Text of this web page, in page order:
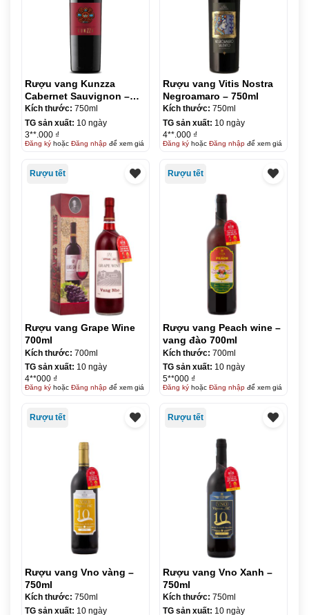
Rượu vang Kunzza
Cabernet Sauvignon –
750ml
Kích thước: 750ml
TG sản xuất: 10 ngày
3**.000 ₫
Đăng kýhoặc Đăng nhậpđể xem giá
Rượu vang Vitis Nostra
Negroamaro – 750ml
Kích thước: 750ml
TG sản xuất: 10 ngày
4**.000 ₫
Đăng kýhoặc Đăng nhậpđể xem giá
Rượu tết
Rượu vang Grape Wine
700ml
Kích thước: 700ml
TG sản xuất: 10 ngày
4**000 ₫
Đăng kýhoặc Đăng nhậpđể xem giá
Rượu tết
Rượu vang Peach wine –
vang đào 700ml
Kích thước: 700ml
TG sản xuất: 10 ngày
5**000 ₫
Đăng kýhoặc Đăng nhậpđể xem giá
Rượu tết
Rượu vang Vno vàng –
750ml
Kích thước: 750ml
TG sản xuất: 10 ngày
Rượu tết
Rượu vang Vno Xanh –
750ml
Kích thước: 750ml
TG sản xuất: 10 ngày